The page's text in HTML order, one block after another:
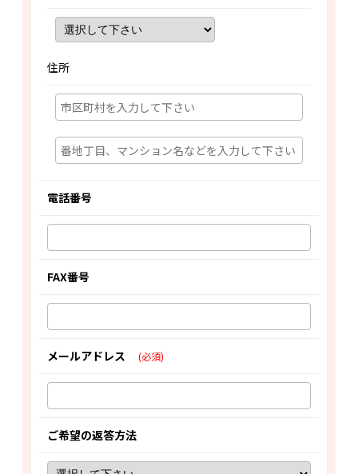
住所
電話番号
FAX番号
メールアドレス (必須)
ご希望の返答方法